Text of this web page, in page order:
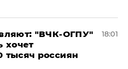
"ВЧК-ОГПУ"
хочет
тысяч россиян
18:01